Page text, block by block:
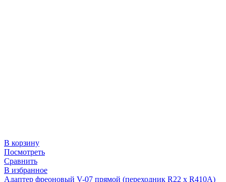
В корзину
Посмотреть
Сравнить
В избранное
Адаптер фреоновый V-07 прямой (переходник R22 х R410A)